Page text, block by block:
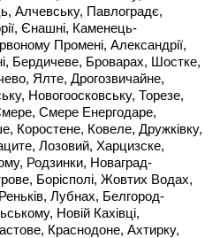
Алчевську, Павлоградє,
Єнашні, Каменець-
Промені, Александрії,
Бердичеве, Броварах, Шостке,
Ялте, Дрогозвичайне,
Новогоосковську, Торезе,
Смере Енергодаре,
Коростене, Ковеле, Дружківку,
Лозовий, Харцизске,
Родзинки, Новаград-
Борісполі, Жовтих Водах,
Лубнах, Белгород-
Новій Кахівці,
Краснодоне, Ахтирку,